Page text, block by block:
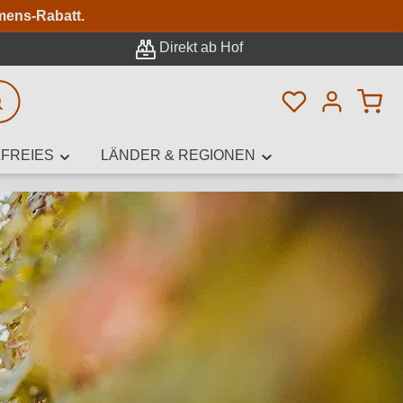
Rabatt.
Direkt ab Hof
Du hast 0
LÄNDER & REGIONEN
Suche